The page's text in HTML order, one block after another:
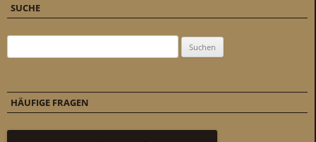
SUCHE
HÄUFIGE FRAGEN